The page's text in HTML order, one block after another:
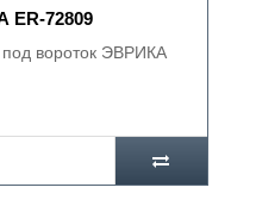
ER-72809
под вороток ЭВРИКА